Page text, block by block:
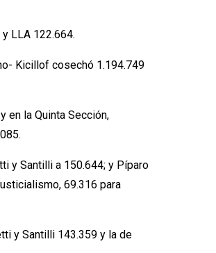
LLA 122.664.
Kicillof cosechó 1.194.749
en la Quinta Sección,
y Santilli a 150.644; y Píparo
69.316 para
y Santilli 143.359 y la de